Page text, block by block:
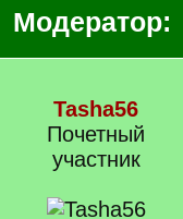
Модератор:
Tasha56
Почетный
учаcтник